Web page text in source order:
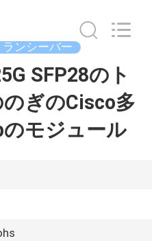
ランシーバー
SFP28のト
ぎのCisco多
モジュール